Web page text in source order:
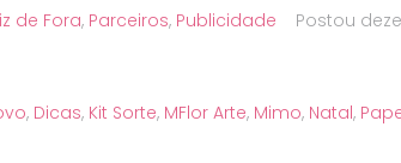
de Fora, Parceiros, Publicidade Postou
, Dicas, Kit Sorte, MFlor Arte, Mimo, Natal,